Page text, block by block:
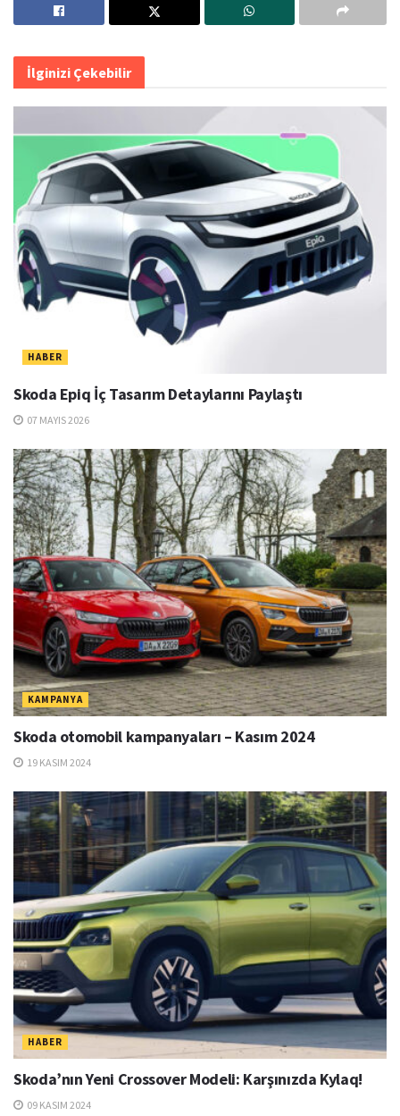
İlginizi Çekebilir
HABER
Skoda Epiq İç Tasarım Detaylarını Paylaştı
07 MAYIS 2026
KAMPANYA
Skoda otomobil kampanyaları – Kasım 2024
19 KASIM 2024
HABER
Skoda’nın Yeni Crossover Modeli: Karşınızda Kylaq!
09 KASIM 2024